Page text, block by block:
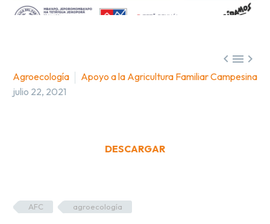

Agroecología
Apoyo a la Agricultura Familiar Campesina
julio 22, 2021
DESCARGAR
AFC agroecología